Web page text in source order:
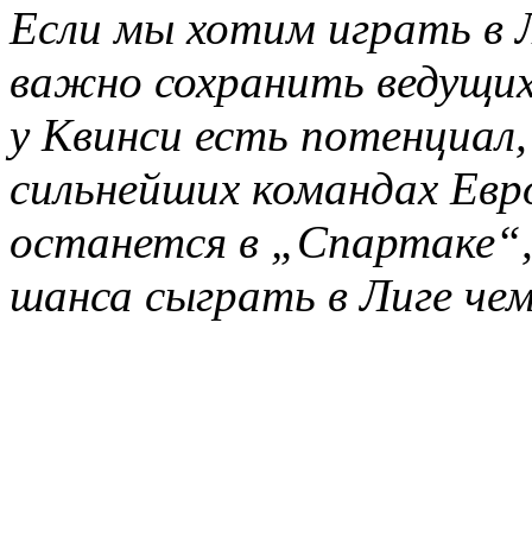
Если мы хотим играть в
важно сохранить
у Квинси есть
сильнейших командах
останется в
шанса сыграть в Лиге